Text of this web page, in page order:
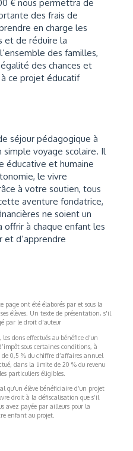
€ nous permettra de
des frais de
en charge les
et de réduire la
des familles,
des chances et
ce projet éducatif
séjour pédagogique à
simple voyage scolaire. Il
éducative et humaine
le vivre
à votre soutien, tous
aventure fondatrice,
ne soient un
offrir à chaque enfant les
et d’apprendre
page ont été élaborés par et sous la
élèves. Un texte de présentation, s'il
par le droit d'auteur
dons effectués au bénéfice d’un
sous certaines conditions, à
0,5 % du chiffre d’affaires annuel
dans la limite de 20 % du revenu
particuliers éligibles.
qu’un élève bénéficiaire d’un projet
droit à la défiscalisation que s’il
avez payée par ailleurs pour la
enfant au projet.